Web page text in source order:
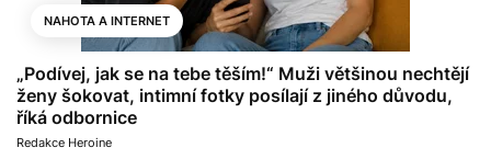
NAHOTA A INTERNET
„Podívej, jak se na tebe těším!“ Muži většinou nechtějí
ženy šokovat, intimní fotky posílají z jiného důvodu,
říká odbornice
Redakce Heroine